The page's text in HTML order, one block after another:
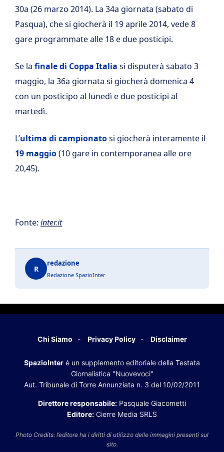
30a (26 marzo 2014). La 34a giornata (sabato di
Pasqua), che si giocherà il 19 aprile 2014, vede 8
gare programmate alle 18 e due posticipi.
Se la finale di Coppa Italia si disputerà sabato 3
maggio, la 36a giornata si giocherà domenica 4
con un posticipo al lunedì e due posticipi al
martedì.
L’ultima di campionatosi giocherà interamente il
19 maggio(10 gare in contemporanea alle ore
20,45).
Fonte: inter.it
R
redazione
Redazione SpazioInter
Chi Siamo Privacy Policy Disclaimer
SpazioInter è un supplemento editoriale della Testata
Giornalistica "Nuovevoci"
Aut. Tribunale di Torre Annunziata n. 3 del 10/02/2011
Direttore responsabile: Pasquale Giacometti
Editore: Cierre Media SRLS
Photo Credits: l’editore ha i diritti di utilizzo delle immagini presenti sul
sito.